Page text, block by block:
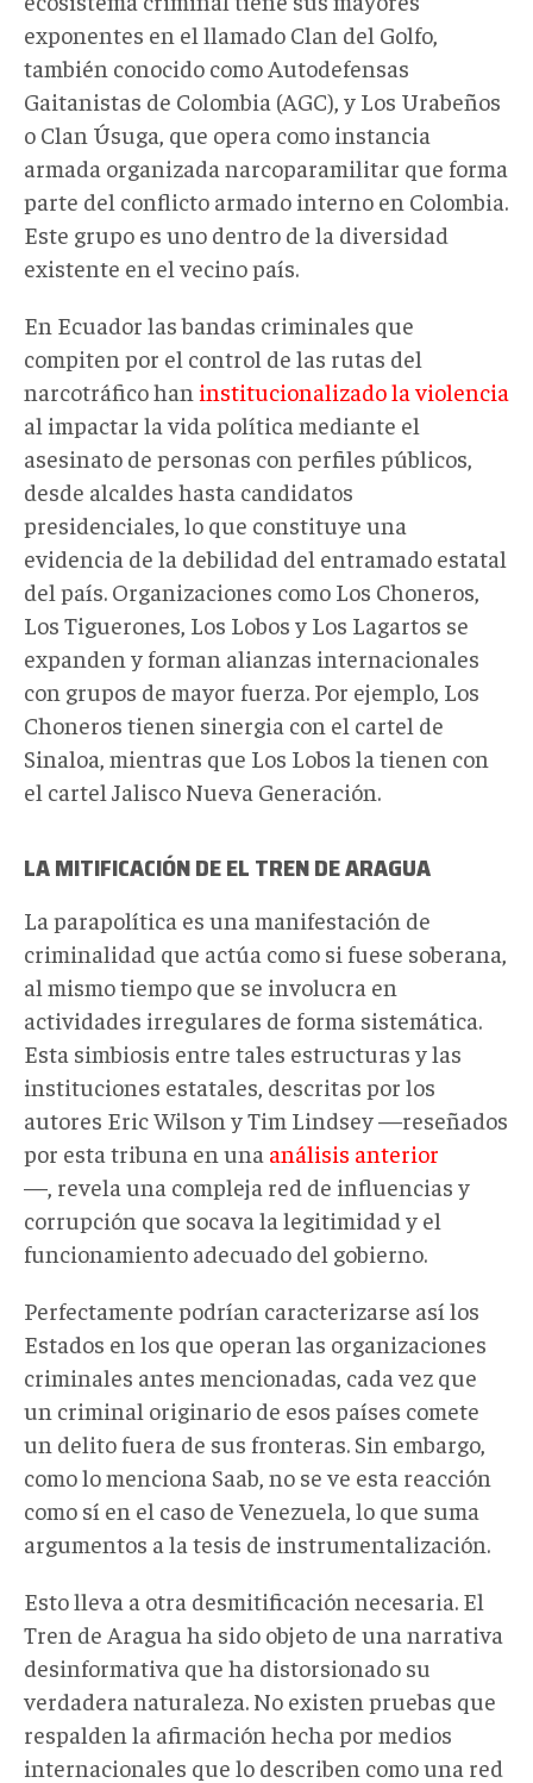
exponentes en el llamado Clan del Golfo,
también conocido como Autodefensas
Gaitanistas de Colombia (AGC), y Los Urabeños
o Clan Úsuga, que opera como instancia
armada organizada narcoparamilitar que forma
parte del conflicto armado interno en Colombia.
Este grupo es uno dentro de la diversidad
existente en el vecino país.
En Ecuador las bandas criminales que
compiten por el control de las rutas del
narcotráfico han institucionalizado la violencia
al impactar la vida política mediante el
asesinato de personas con perfiles públicos,
desde alcaldes hasta candidatos
presidenciales, lo que constituye una
evidencia de la debilidad del entramado estatal
del país. Organizaciones como Los Choneros,
Los Tiguerones, Los Lobos y Los Lagartos se
expanden y forman alianzas internacionales
con grupos de mayor fuerza. Por ejemplo, Los
Choneros tienen sinergia con el cartel de
Sinaloa, mientras que Los Lobos la tienen con
el cartel Jalisco Nueva Generación.
LA MITIFICACIÓN DE EL TREN DE ARAGUA
La parapolítica es una manifestación de
criminalidad que actúa como si fuese soberana,
al mismo tiempo que se involucra en
actividades irregulares de forma sistemática.
Esta simbiosis entre tales estructuras y las
instituciones estatales, descritas por los
autores Eric Wilson y Tim Lindsey —reseñados
por esta tribuna en una análisis anterior
—, revela una compleja red de influencias y
corrupción que socava la legitimidad y el
funcionamiento adecuado del gobierno.
Perfectamente podrían caracterizarse así los
Estados en los que operan las organizaciones
criminales antes mencionadas, cada vez que
un criminal originario de esos países comete
un delito fuera de sus fronteras. Sin embargo,
como lo menciona Saab, no se ve esta reacción
como sí en el caso de Venezuela, lo que suma
argumentos a la tesis de instrumentalización.
Esto lleva a otra desmitificación necesaria. El
Tren de Aragua ha sido objeto de una narrativa
desinformativa que ha distorsionado su
verdadera naturaleza. No existen pruebas que
respalden la afirmación hecha por medios
internacionales que lo describen como una red